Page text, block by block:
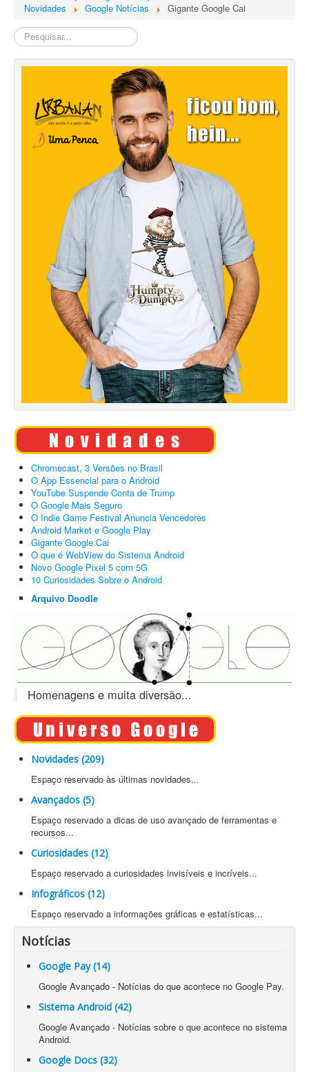
Novidades
Google Notícias
Gigante Google Cai
Pesquisa
Interna
Chromecast, 3 Versões no Brasil
O App Essencial para o Android
YouTube Suspende Conta de Trump
O Google Mais Seguro
O Indie Game Festival Anuncia Vencedores
Android Market e Google Play
Gigante Google Cai
O que é WebView do Sistema Android
Novo Google Pixel 5 com 5G
10 Curiosidades Sobre o Android
Arquivo Doodle
Homenagens e muita diversão...
Novidades (209)
Espaço reservado às últimas novidades...
Avançados (5)
Espaço reservado a dicas de uso avançado de ferramentas e
recursos...
Curiosidades (12)
Espaço reservado a curiosidades invisíveis e incríveis...
Infográficos (12)
Espaço reservado a informações gráficas e estatísticas...
Notícias
Google Pay (14)
Google Avançado - Notícias do que acontece no Google Pay.
Sistema Android (42)
Google Avançado - Notícias sobre o que acontece no sistema
Android.
Google Docs (32)